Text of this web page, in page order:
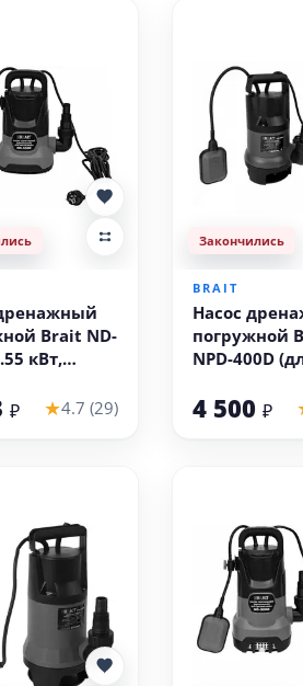
Brait ND-
кВт,
₽ ★4.7 (29)
Закончились
BRAIT
Насос
погружной
NPD-400D
4 500 ₽